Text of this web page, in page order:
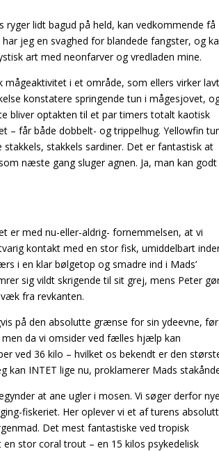
lidt bagud på held, kan vedkommende få
jeg en svaghed for blandede fangster, og
art med neonfarver og vredladen mine.
mågeaktivitet i etområde, som ellers virker lavt
konstatere springende tun i mågesjovet,
bliver optakten til et par timers totalt kaotisk
– får både dobbelt- og trippelhug. Yellowfin
stakkels,stakkels sardiner. Det er fantastisk at
næste gang sluger agnen. Ja, man kan godt
er med nu-eller-aldrig- fornemmelsen, at vi
kontakt med en stor fisk, umiddelbart
i en klar bølgetop og smadre ind i Mads’
sig vildt skrigende til sit grej, mens Peter
fra revkanten.
på den absolutte grænse for sin ydeevne, før
da vi omsider ved fælles hjælp kan
ved 36 kilo – hvilket os bekendt er den
INTET lige nu, proklamerer Mads
at ane ugler i mosen. Vi søger derfor nye
fiskeriet. Her oplever vi et af turens
Det mest fantastiske ved tropisk
stor coral trout – en 15 kilos psykedelisk